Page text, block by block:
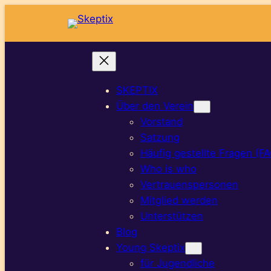
SKEPTIX
Über den Verein
Vorstand
Satzung
Häufig gestellte Fragen
Who is who
Vertrauenspersonen
Mitglied werden
Unterstützen
Blog
Young Skeptix
für Jugendliche